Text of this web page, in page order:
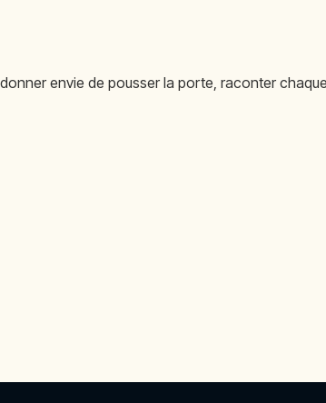
envie de pousser la porte, raconter